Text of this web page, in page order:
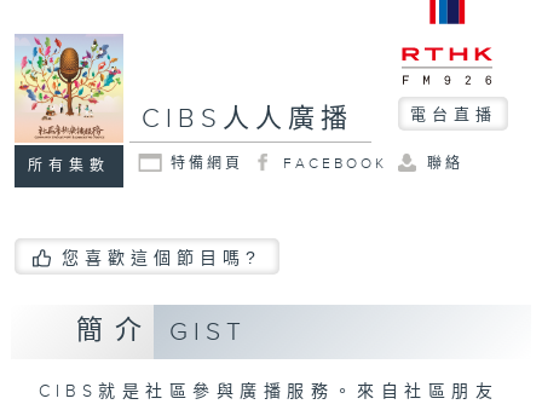
所有集數
CIBS人人廣播 電台直播
特備網頁 FACEBOOK 聯絡
您喜歡這個節目嗎?
簡介 GIST
CIBS就是社區參與廣播服務。來自社區朋友